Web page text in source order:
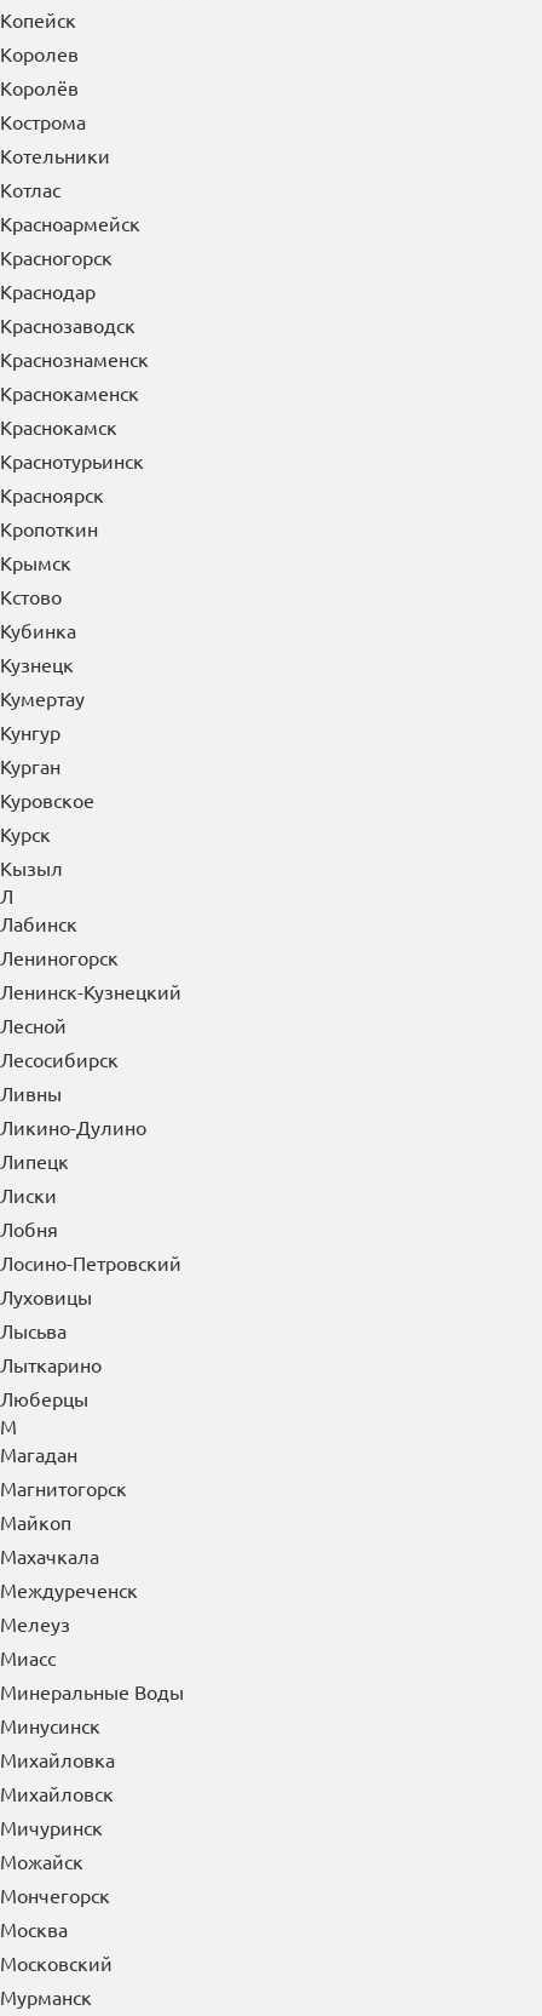
Копейск
Королев
Королёв
Кострома
Котельники
Котлас
Красноармейск
Красногорск
Краснодар
Краснозаводск
Краснознаменск
Краснокаменск
Краснокамск
Краснотурьинск
Красноярск
Кропоткин
Крымск
Кстово
Кубинка
Кузнецк
Кумертау
Кунгур
Курган
Куровское
Курск
Кызыл
Л
Лабинск
Лениногорск
Ленинск-Кузнецкий
Лесной
Лесосибирск
Ливны
Ликино-Дулино
Липецк
Лиски
Лобня
Лосино-Петровский
Луховицы
Лысьва
Лыткарино
Люберцы
М
Магадан
Магнитогорск
Майкоп
Махачкала
Междуреченск
Мелеуз
Миасс
Минеральные Воды
Минусинск
Михайловка
Михайловск
Мичуринск
Можайск
Мончегорск
Москва
Московский
Мурманск